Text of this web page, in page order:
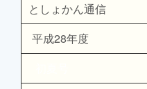
としょかん通信
平成28年度